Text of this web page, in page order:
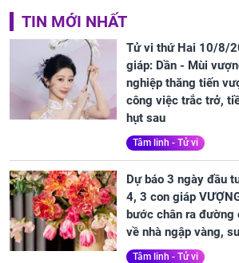
TIN MỚI NHẤT
Tử vi thứ Hai 10/8/
giáp: Dần - Mùi
nghiệp thăng tiến
công việc trắc trở,
hụt sau
Tâm linh - Tử vi
Dự báo 3 ngày đầu
4, 3 con giáp
bước chân ra đường
về nhà ngập vàng,
Tâm linh - Tử vi